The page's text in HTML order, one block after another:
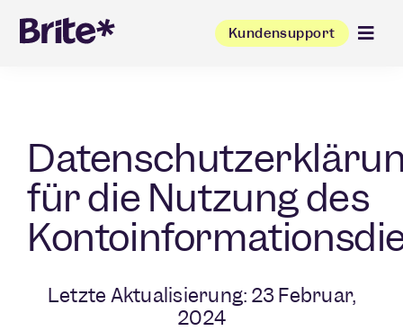
Kundensupport
für die Nutzung des
Letzte Aktualisierung: 23 Februar,
2024